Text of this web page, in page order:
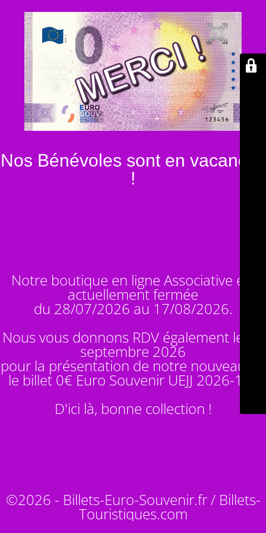
Nos Bénévoles sont en vacances
!
Notre boutique en ligne Associative est
actuellement fermée
du 28/07/2026 au 17/08/2026.
Nous vous donnons RDV également le 14
septembre 2026
pour la présentation de notre nouveauté :
le billet 0€ Euro Souvenir UEJJ 2026-10
D'ici là, bonne collection !
©2026 - Billets-Euro-Souvenir.fr / Billets-
Touristiques.com